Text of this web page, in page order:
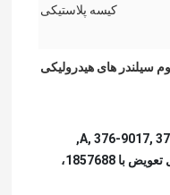
کیسه پلاستیکی
یک کیت آب بندی سیلندر جدید مناسب برای CAT، مناسب برای IT18B، IT18F، IT24F، IT28F، IT28G مدل ها قابل تعویض با 1857688،